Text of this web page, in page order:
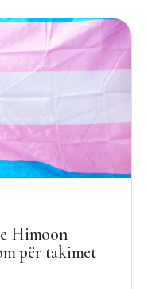
Himoon
për takimet